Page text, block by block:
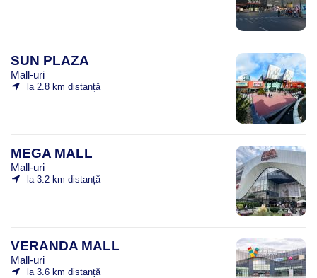
SUN PLAZA
Mall-uri
la 2.8 km distanță
MEGA MALL
Mall-uri
la 3.2 km distanță
VERANDA MALL
Mall-uri
la 3.6 km distanță